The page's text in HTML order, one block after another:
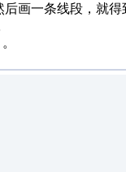
画一条线段，就